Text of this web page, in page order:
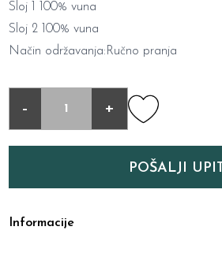
Sloj 1 100% vuna
Sloj 2 100% vuna
Način održavanja:Ručno pranja
- +
POŠALJI UPIT
Informacije